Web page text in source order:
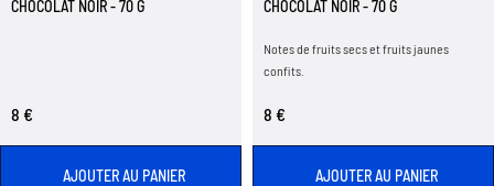
CHOCOLAT NOIR - 70 G
8 €
AJOUTER AU PANIER
CHOCOLAT NOIR - 70 G
Notes de fruits secs et fruits jaunes
confits.
8 €
AJOUTER AU PANIER